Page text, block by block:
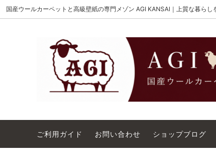
国産ウールカーペットと高級壁紙の専門メゾン AGI KANSAI｜上質な暮らし
MAISON AKIGAMI
ウィルトンオーダー｜別注ウールカーペ
コットンテープ｜10cm幅 カ
施工用ウールカーペット ウ
AGI KANSAI について カ
ご利用ガイド お問い合わせ ショップブログ